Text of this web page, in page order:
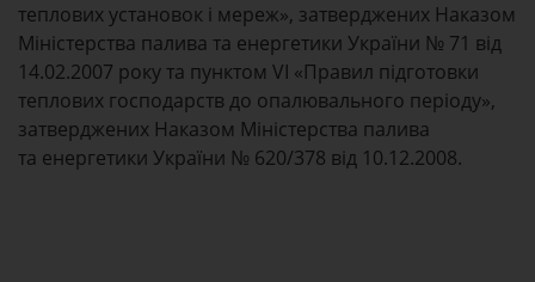
теплових установок і мереж», затверджених Наказом
Міністерства палива та енергетики України № 71 від
14.02.2007 року та пунктом VI «Правил підготовки
теплових господарств до опалювального періоду»,
затверджених Наказом Міністерства палива
та енергетики України № 620/378 від 10.12.2008.